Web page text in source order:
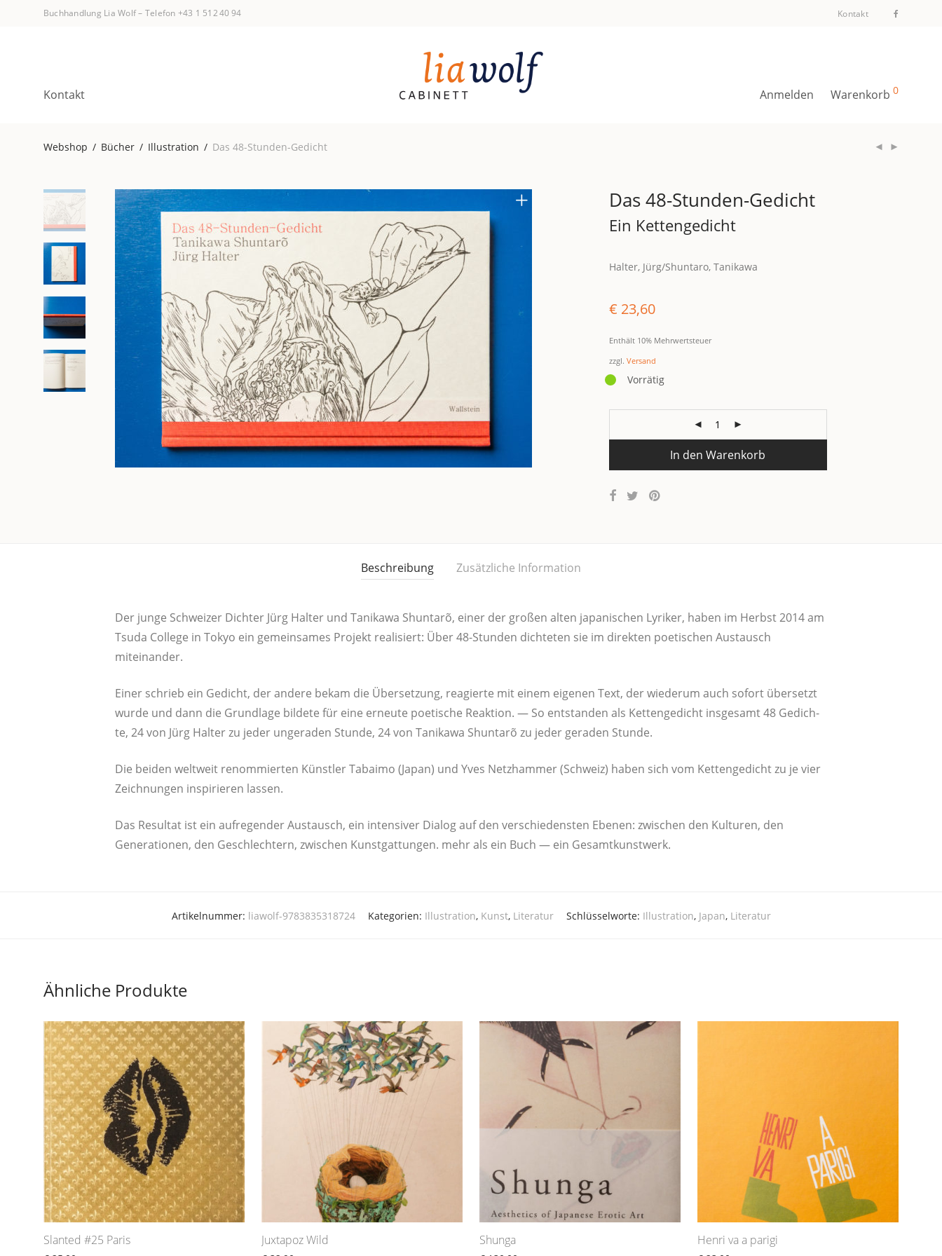
Buchhandlung Lia Wolf– Telefon +43 1 512 40 94 Kontakt
Kontakt Anmelden Warenkorb 0
Webshop / Bücher / Illustration / Das 48-Stunden-Gedicht
Das 48-Stunden-Gedicht
Ein Kettengedicht
Halter, Jürg/Shuntaro, Tanikawa
€ 23,60
Enthält 10% Mehrwertsteuer
zzgl. Versand
Vorrätig
In den Warenkorb
Beschreibung Zusätzliche Information
Der jun­ge Schwei­zer Dich­ter Jürg Hal­ter und Tanika­wa Shun­tarõ, einer der gro­ßen alten japa­ni­schen Lyri­ker, haben im Herbst 2014 am
Tsu­da Col­le­ge in Tokyo ein gemein­sa­mes Pro­jekt rea­li­siert: Über 48-Stun­den dich­te­ten sie im direk­ten poe­ti­schen Aus­tausch
miteinander.
Einer schrieb ein Gedicht, der ande­re bekam die Über­set­zung, reagier­te mit einem eige­nen Text, der wie­der­um auch sofort über­setzt
wur­de und dann die Grund­la­ge bil­de­te für eine erneu­te poe­ti­sche Reak­ti­on. — So ent­stan­den als Ket­ten­ge­dicht ins­ge­samt 48 Gedich­
te, 24 von Jürg Hal­ter zu jeder unge­ra­den Stun­de, 24 von Tanika­wa Shun­tarõ zu jeder gera­den Stunde.
Die bei­den welt­weit renom­mier­ten Künst­ler Tabai­mo (Japan) und Yves Netz­ham­mer (Schweiz) haben sich vom Ket­ten­ge­dicht zu je vier
Zeich­nun­gen inspi­rie­ren lassen.
Das Resul­tat ist ein auf­re­gen­der Aus­tausch, ein inten­si­ver Dia­log auf den ver­schie­dens­ten Ebe­nen: zwi­schen den Kul­tu­ren, den
Genera­tio­nen, den Geschlech­tern, zwi­schen Kunst­gat­tun­gen. mehr als ein Buch — ein Gesamtkunstwerk.
Artikelnummer: liawolf-9783835318724 Kategorien: Illustration, Kunst, Literatur Schlüsselworte: Illustration, Japan, Literatur
Ähnliche Produkte
Slanted #25 Paris Juxtapoz Wild Shunga Henri va a parigi